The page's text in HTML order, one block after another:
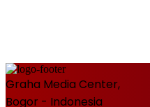
Graha Media Center,
Bogor - Indonesia